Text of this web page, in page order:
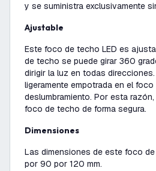
y se suministra exclusivamente
Ajustable
Este foco de techo LED es
de techo se puede girar 360
dirigir la luz en todas
ligeramente empotrada en el
deslumbramiento. Por esta
foco de techo de forma segura.
Dimensiones
Las dimensiones de este foco
por 90 por 120 mm.